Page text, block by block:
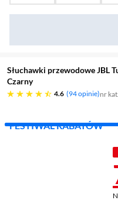
Słuchawki przewodowe JBL
Czarny
4.6
4.6 gwiazdek 94 opinie nr
FESTIWAL RABATÓW